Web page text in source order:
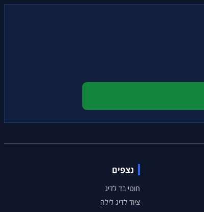
נצפים
חוטי בד לדיג
ציוד לדיג לילה